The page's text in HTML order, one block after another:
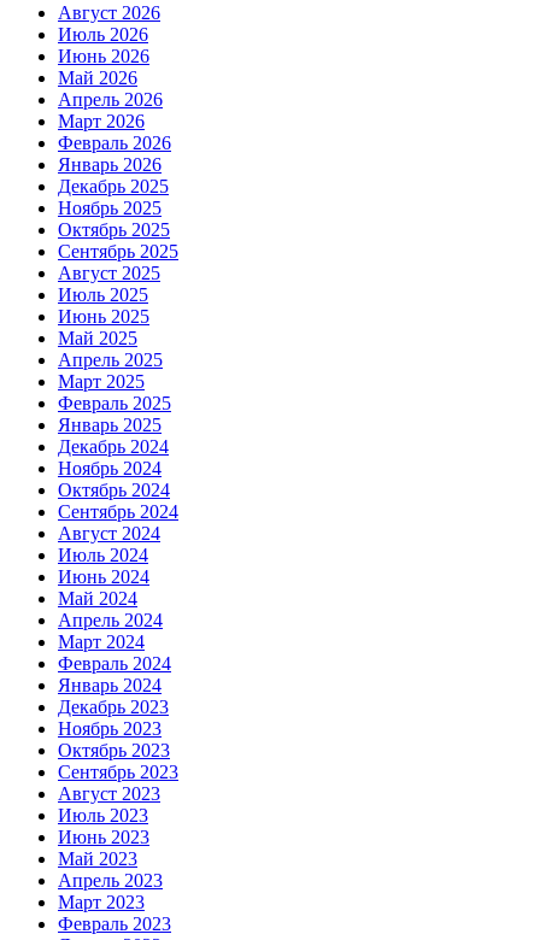
Август 2026
Июль 2026
Июнь 2026
Май 2026
Апрель 2026
Март 2026
Февраль 2026
Январь 2026
Декабрь 2025
Ноябрь 2025
Октябрь 2025
Сентябрь 2025
Август 2025
Июль 2025
Июнь 2025
Май 2025
Апрель 2025
Март 2025
Февраль 2025
Январь 2025
Декабрь 2024
Ноябрь 2024
Октябрь 2024
Сентябрь 2024
Август 2024
Июль 2024
Июнь 2024
Май 2024
Апрель 2024
Март 2024
Февраль 2024
Январь 2024
Декабрь 2023
Ноябрь 2023
Октябрь 2023
Сентябрь 2023
Август 2023
Июль 2023
Июнь 2023
Май 2023
Апрель 2023
Март 2023
Февраль 2023